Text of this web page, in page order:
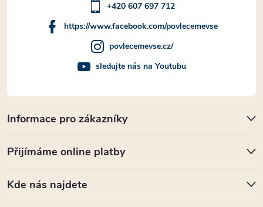
Informace pro zákazníky
Přijímáme online platby
Kde nás najdete
+420 607 697 712
https://www.facebook.com/povlecemevse
povlecemevse.cz/
sledujte nás na Youtubu